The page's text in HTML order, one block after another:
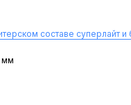
составе суперлайт и
мм